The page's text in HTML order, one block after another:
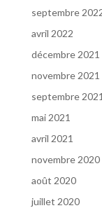
septembre
avril 2022
décembre 2021
novembre 2021
septembre 2021
mai 2021
avril 2021
novembre 2020
août 2020
juillet 2020